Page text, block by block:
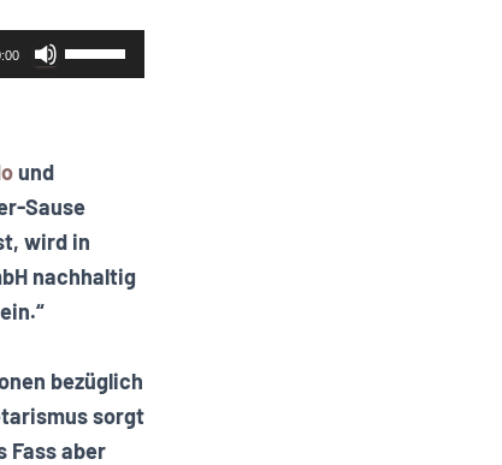
Pfeiltasten
Hoch/Runter
Lautstärke
zu
regeln.
und
Sause
wird in
nachhaltig
bezüglich
sorgt
Fass aber